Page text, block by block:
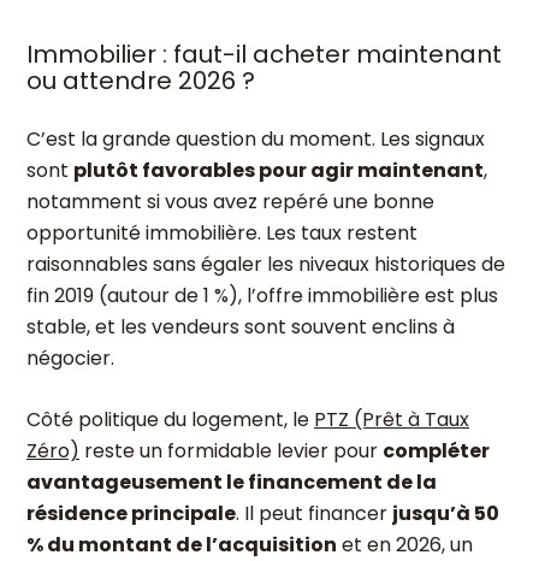
Immobilier : faut-il acheter maintenant
ou attendre 2026 ?
C’est la grande question du moment. Les signaux
sont plutôt favorables pour agir maintenant,
notamment si vous avez repéré une bonne
opportunité immobilière. Les taux restent
raisonnables sans égaler les niveaux historiques de
fin 2019 (autour de 1 %), l’offre immobilière est plus
stable, et les vendeurs sont souvent enclins à
négocier.
Côté politique du logement, le PTZ (Prêt à Taux
Zéro) reste un formidable levier pour compléter
avantageusement le financement de la
résidence principale. Il peut financer jusqu’à 50
% du montant de l’acquisition et en 2026, un